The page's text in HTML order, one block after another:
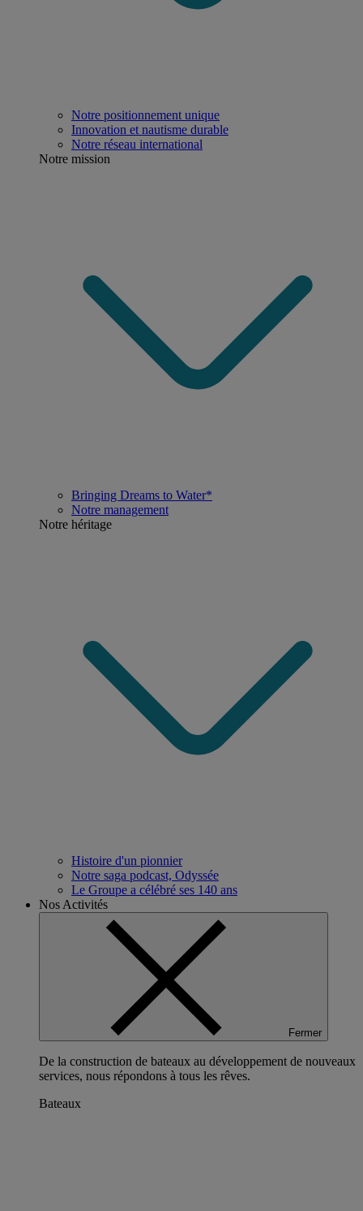
Notre positionnement unique
Innovation et nautisme durable
Notre réseau international
Notre mission
Bringing Dreams to Water*
Notre management
Notre héritage
Histoire d'un pionnier
Notre saga podcast, Odyssée
Le Groupe a célébré ses 140 ans
Nos Activités
Fermer
De la construction de bateaux au développement de nouveaux
services, nous répondons à tous les rêves.
Bateaux